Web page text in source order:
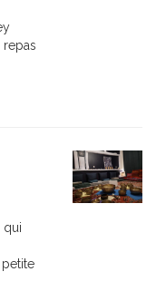
repas
qui